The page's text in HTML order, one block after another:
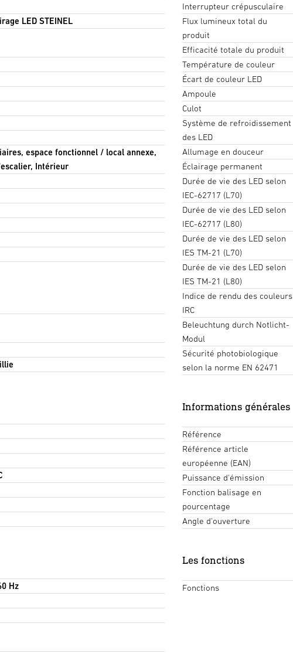
LED STEINEL
espace fonctionnel / local annexe,
Intérieur
Hz
Interrupteur crépusculaire
Flux lumineux total du
produit
Efficacité totale du produit
Température de couleur
Écart de couleur LED
Ampoule
Culot
Système de refroidissement
des LED
Allumage en douceur
Éclairage permanent
Durée de vie des LED selon
IEC-62717 (L70)
Durée de vie des LED selon
IEC-62717 (L80)
Durée de vie des LED selon
IES TM-21 (L70)
Durée de vie des LED selon
IES TM-21 (L80)
Indice de rendu des couleurs
IRC
Beleuchtung durch Notlicht-
Modul
Sécurité photobiologique
selon la norme EN 62471
Informations générales
Référence
Référence article
européenne (EAN)
Puissance d'émission
Fonction balisage en
pourcentage
Angle d'ouverture
Les fonctions
Fonctions